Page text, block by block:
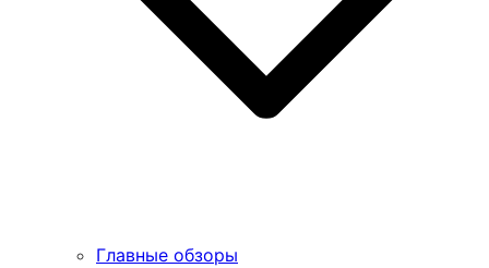
Главные обзоры